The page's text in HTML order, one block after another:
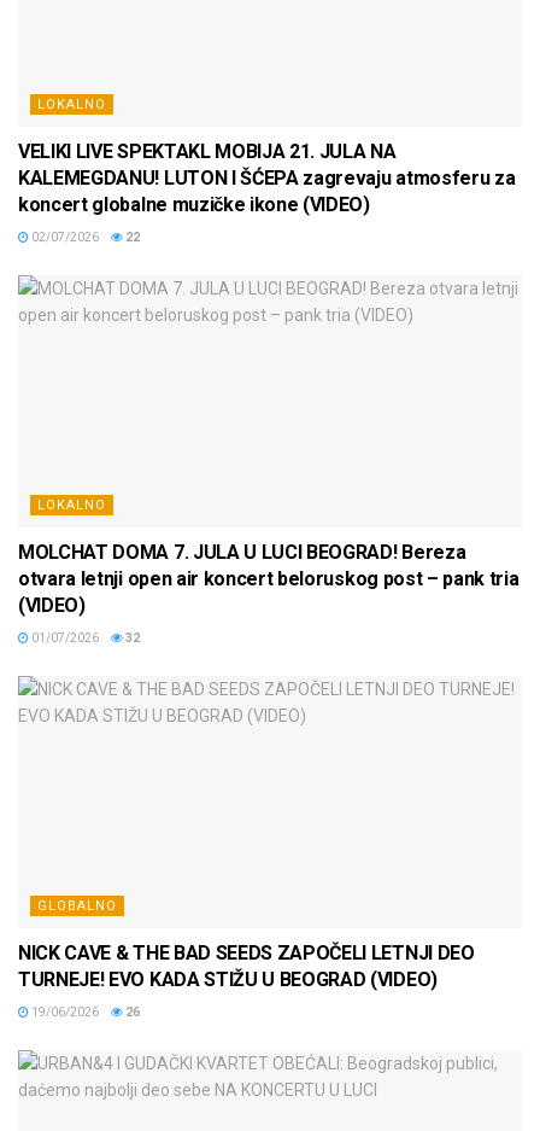
LOKALNO
VELIKI LIVE SPEKTAKL MOBIJA 21. JULA NA
KALEMEGDANU! LUTON I ŠĆEPA zagrevaju atmosferu za
koncert globalne muzičke ikone (VIDEO)
02/07/2026 22
LOKALNO
MOLCHAT DOMA 7. JULA U LUCI BEOGRAD! Bereza
otvara letnji open air koncert beloruskog post – pank tria
(VIDEO)
01/07/2026 32
GLOBALNO
NICK CAVE & THE BAD SEEDS ZAPOČELI LETNJI DEO
TURNEJE! EVO KADA STIŽU U BEOGRAD (VIDEO)
19/06/2026 26